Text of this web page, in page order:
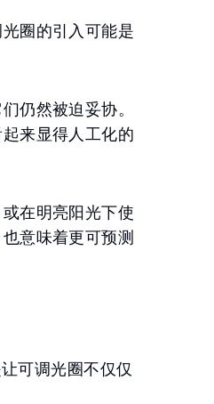
圈的引入可能是
仍然被迫妥协。
来显得人工化的
在明亮阳光下使
意味着更可预测
可调光圈不仅仅